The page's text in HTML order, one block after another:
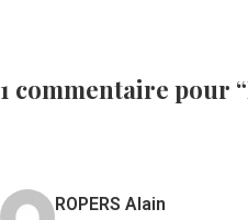
1 commentaire pour
ROPERS Alain